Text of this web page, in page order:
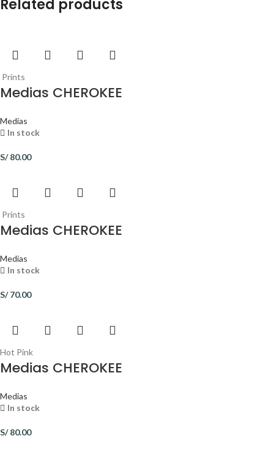
Related products
Prints
Medias CHEROKEE
Medias
In stock
S/80.00
Prints
Medias CHEROKEE
Medias
In stock
S/70.00
Hot Pink
Medias CHEROKEE
Medias
In stock
S/80.00